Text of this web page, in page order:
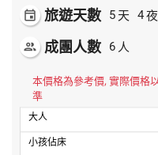
event 旅遊天數 5 天 4夜
people 成團人數 6 人
本價格為參考價, 實際價格
準